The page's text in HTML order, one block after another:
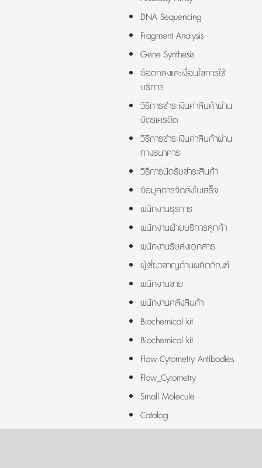
DNA Sequencing
Fragment Analysis
Gene Synthesis
ข้อตกลงและเงื่อนไขการใช้
บริการ
วิธีการชำระเงินค่าสินค้าผ่าน
บัตรเครดิต
วิธีการชำระเงินค่าสินค้าผ่าน
ทางธนาคาร
วิธีการนัดรับชำระสินค้า
ข้อมูลการจัดส่งใบเสร็จ
พนักงานธุรการ
พนักงานฝ่ายบริการลูกค้า
พนักงานรับส่งเอกสาร
ผู้เชี่ยวชาญด้านผลิตภัณฑ์
พนักงานขาย
พนักงานคลังสินค้า
Biochemical kit
Biochemical kit
Flow Cytometry Antibodies
Flow_Cytometry
Small Molecule
Catalog